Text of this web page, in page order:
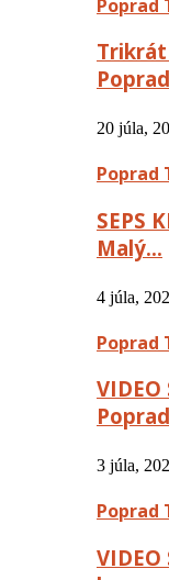
Poprad
20 júla,
Poprad
SEPS
Malý…
4 júla,
Poprad
3 júla,
Poprad
VIDEO